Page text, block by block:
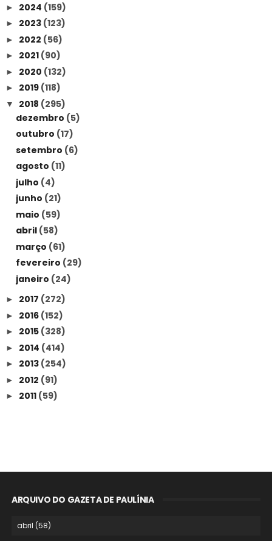
► 2024 (159)
► 2023 (123)
► 2022 (56)
► 2021 (90)
► 2020 (132)
► 2019 (118)
▼ 2018 (295)
dezembro (5)
outubro (17)
setembro (6)
agosto (11)
julho (4)
junho (21)
maio (59)
abril (58)
março (61)
fevereiro (29)
janeiro (24)
► 2017 (272)
► 2016 (152)
► 2015 (328)
► 2014 (414)
► 2013 (254)
► 2012 (91)
► 2011 (59)
ARQUIVO DO GAZETA DE PAULÍNIA